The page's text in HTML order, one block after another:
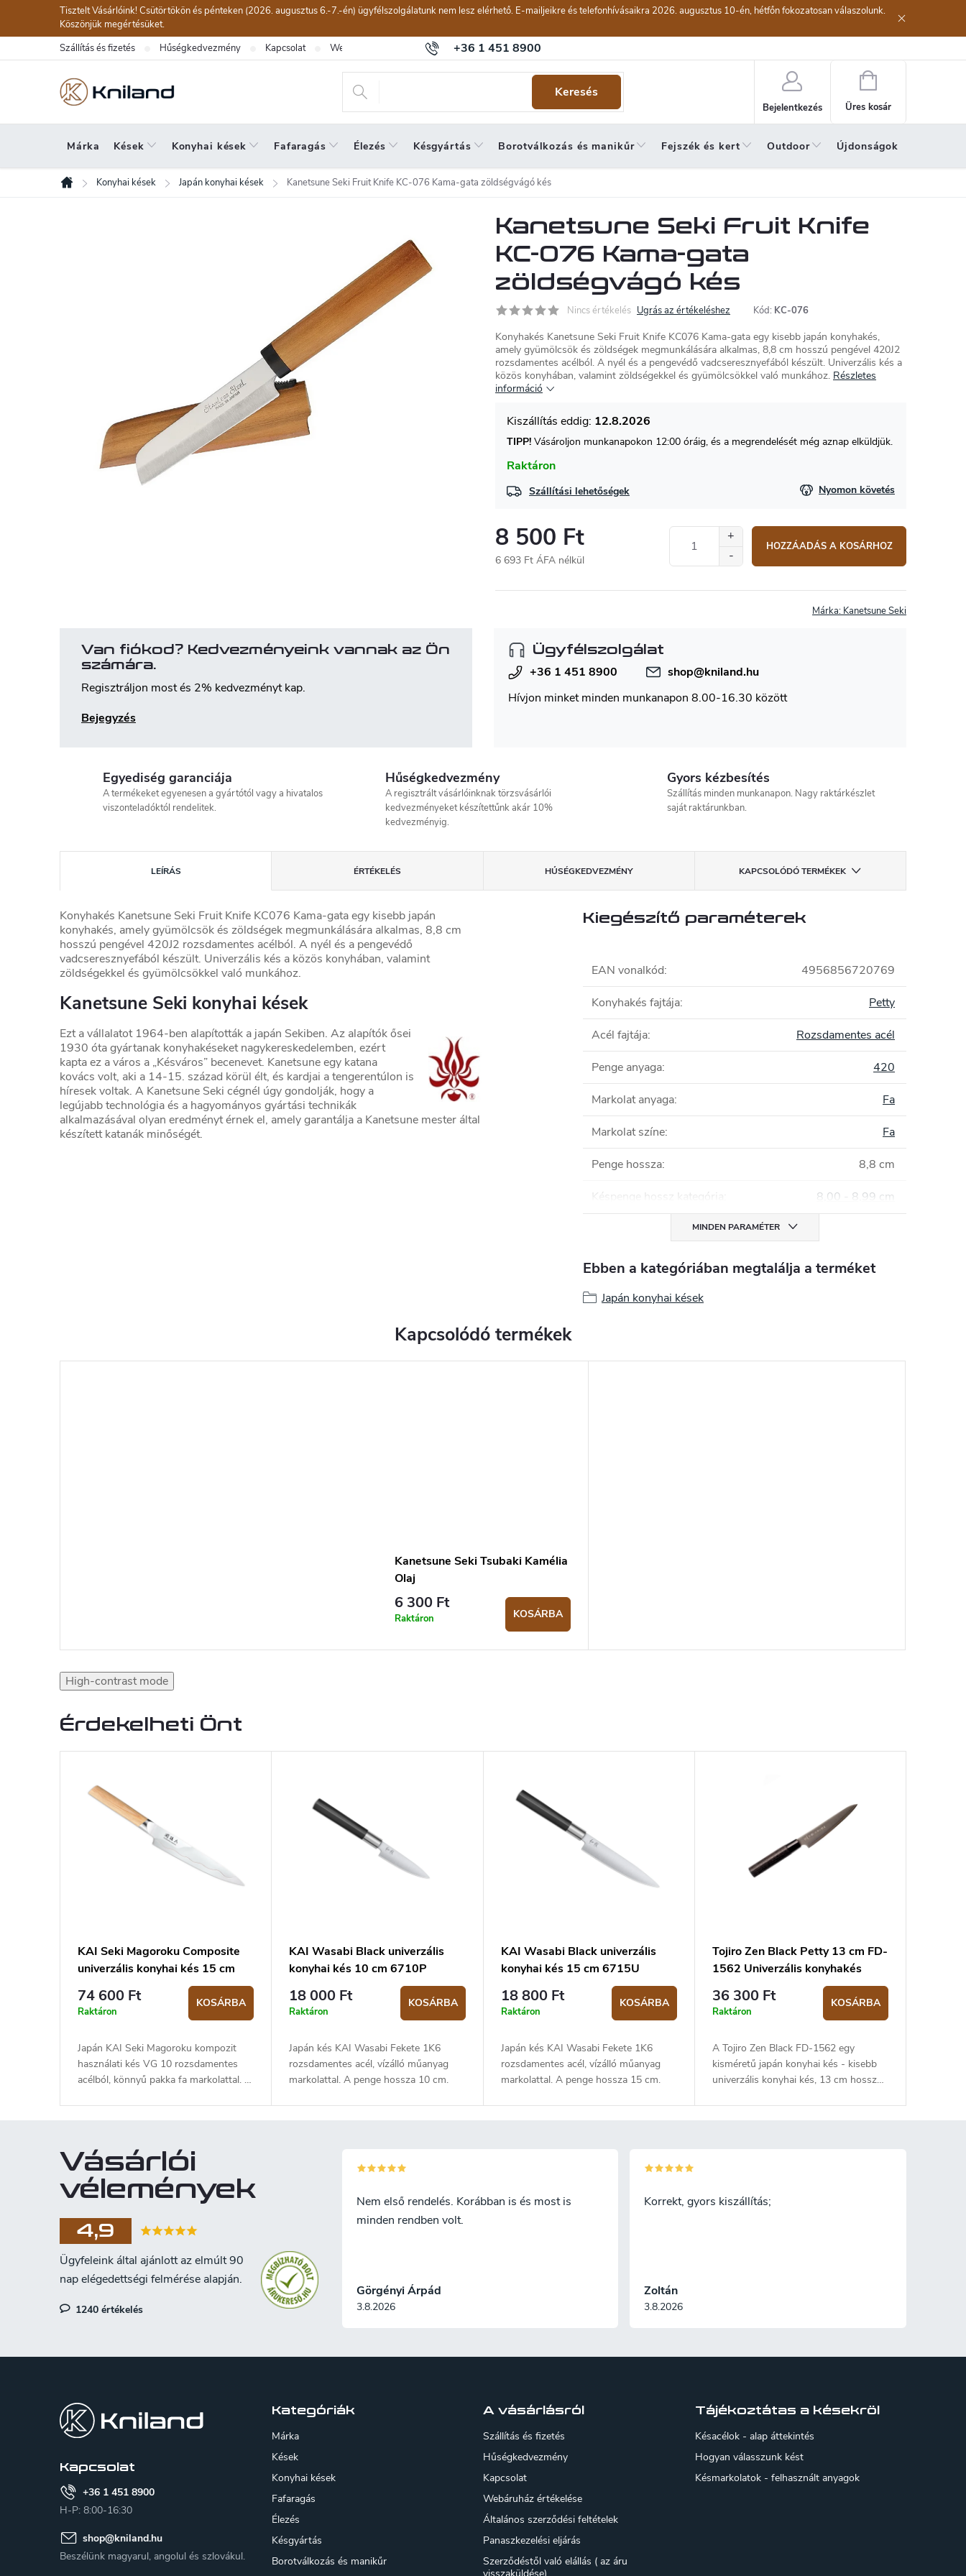
fő
tartalomhoz
Tisztelt Vásárlóink! Csütörtökön és pénteken (2026. augusztus 6.-7.-én) ügyfélszolgálatunk nem lesz elérhető. E-mailjeikre és telefonhívásaikra 2026. augusztus 10-én, hétfőn fokozatosan válaszolunk.
Köszönjük megértésüket.
+36 1 451 8900
Szállítás és fizetés Hűségkedvezmény Kapcsolat Webáruház értékelése Általános szerződési feltételek
Keresés
Bejelentkezés
Kosár
Üres kosár
Márka Kések Konyhai kések Fafaragás Élezés Késgyártás Borotválkozás és manikűr Fejszék és kert Outdoor Újdonságok
Kezdőlap
Konyhai kések Japán konyhai kések Kanetsune Seki Fruit Knife KC-076 Kama-gata zöldségvágó kés
Kanetsune Seki Fruit Knife
KC-076 Kama-gata
zöldségvágó kés
Nincs értékelés Ugrás az értékeléshez Kód: KC-076
Konyhakés Kanetsune Seki Fruit Knife KC076 Kama-gata egy kisebb japán konyhakés,
amely gyümölcsök és zöldségek megmunkálására alkalmas, 8,8 cm hosszú pengével 420J2
rozsdamentes acélból. A nyél és a pengevédő vadcseresznyefából készült. Univerzális kés a
közös konyhában, valamint zöldségekkel és gyümölcsökkel való munkához. Részletes
információ
Raktáron
12.8.2026
TIPP! Vásároljon munkanapokon 12:00 óráig, és a megrendelését még aznap elküldjük.
Szállítási lehetőségek Nyomon követés
8 500 Ft
6 693 Ft ÁFA nélkül
HOZZÁADÁS A KOSÁRHOZ
Márka: Kanetsune Seki
Van fiókod? Kedvezményeink vannak az Ön
számára.
Regisztráljon most és 2% kedvezményt kap.
Bejegyzés
Ügyfélszolgálat
+36 1 451 8900
shop@kniland.hu
Hívjon minket minden munkanapon 8.00-16.30 között
Egyediség garanciája
A termékeket egyenesen a gyártótól vagy a hivatalos
viszonteladóktól rendelitek.
Hűségkedvezmény
A regisztrált vásárlóinknak törzsvásárlói
kedvezményeket készítettűnk akár 10%
kedvezményig.
Gyors kézbesítés
Szállítás minden munkanapon. Nagy raktárkészlet
saját raktárunkban.
LEÍRÁS ÉRTÉKELÉS HŰSÉGKEDVEZMÉNY KAPCSOLÓDÓ TERMÉKEK
Konyhakés Kanetsune Seki Fruit Knife KC076 Kama-gata egy kisebb japán
konyhakés, amely gyümölcsök és zöldségek megmunkálására alkalmas, 8,8 cm
hosszú pengével 420J2 rozsdamentes acélból. A nyél és a pengevédő
vadcseresznyefából készült. Univerzális kés a közös konyhában, valamint
zöldségekkel és gyümölcsökkel való munkához.
Kanetsune Seki konyhai kések
Ezt a vállalatot 1964-ben alapították a japán Sekiben. Az alapítók ősei
1930 óta gyártanak konyhakéseket nagykereskedelemben, ezért
kapta ez a város a „Késváros” becenevet. Kanetsune egy katana
kovács volt, aki a 14-15. század körül élt, és kardjai a tengerentúlon is
híresek voltak. A Kanetsune Seki cégnél úgy gondolják, hogy a
legújabb technológia és a hagyományos gyártási technikák
alkalmazásával olyan eredményt érnek el, amely garantálja a Kanetsune mester által
készített katanák minőségét.
Kiegészítő paraméterek
EAN vonalkód: 4956856720769
Konyhakés fajtája: Petty
Acél fajtája: Rozsdamentes acél
Penge anyaga: 420
Markolat anyaga: Fa
Markolat színe: Fa
Penge hossza: 8,8 cm
Késpenge hossz kategória 8,00 - 8,99 cm
MINDEN PARAMÉTER
Ebben a kategóriában megtalálja a terméket
Japán konyhai kések
Kapcsolódó termékek
Kanetsune Seki Tsubaki Kamélia
Olaj
6 300 Ft
Raktáron KOSÁRBA
High-contrast mode
Érdekelheti Önt
KAI Seki Magoroku Composite
univerzális konyhai kés 15 cm
74 600 Ft
Raktáron
KOSÁRBA
Japán KAI Seki Magoroku kompozit
használati kés VG 10 rozsdamentes
acélból, könnyű pakka fa markolattal. A
KAI Wasabi Black univerzális
konyhai kés 10 cm 6710P
18 000 Ft
Raktáron
KOSÁRBA
Japán kés KAI Wasabi Fekete 1K6
rozsdamentes acél, vízálló műanyag
markolattal. A penge hossza 10 cm.
KAI Wasabi Black univerzális
konyhai kés 15 cm 6715U
18 800 Ft
Raktáron
KOSÁRBA
Japán kés KAI Wasabi Fekete 1K6
rozsdamentes acél, vízálló műanyag
markolattal. A penge hossza 15 cm.
Tojiro Zen Black Petty 13 cm FD-
1562 Univerzális konyhakés
36 300 Ft
Raktáron
KOSÁRBA
A Tojiro Zen Black FD-1562 egy
kisméretű japán konyhai kés - kisebb
univerzális konyhai kés, 13 cm hosszú,
zöldségekkel és gyümölcsökkel való
Vásárlói
vélemények
4,9
1240 értékelés
Görgényi Árpád
3.8.2026
Nem első rendelés. Korábban is és most is
minden rendben volt.
Zoltán
3.8.2026
Korrekt, gyors kiszállítás;
Kapcsolat
+36 1 451 8900
H-P: 8:00-16:30
shop@kniland.hu
Beszélünk magyarul, angolul és szlovákul.
Kategóriák
Márka
Kések
Konyhai kések
Fafaragás
Élezés
Késgyártás
Borotválkozás és manikűr
A vásárlásról
Szállítás és fizetés
Hűségkedvezmény
Kapcsolat
Webáruház értékelése
Általános szerződési feltételek
Panaszkezelési eljárás
Szerződéstől való elállás ( az áru
Tájékoztátas a késekröl
Késacélok - alap áttekintés
Hogyan válasszunk kést
Késmarkolatok - felhasznált anyagok